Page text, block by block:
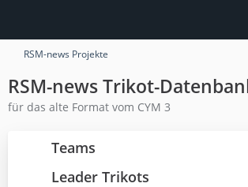
RSM-news Projekte
RSM-news Trikot-
für das alte Format vom CYM 3
Teams
Leader Trikots